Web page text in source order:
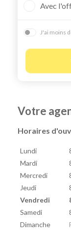
Avec
J'ai moins
Votre
Horaires
Lundi
Mardi
Mercredi
Jeudi
Vendredi
Samedi
Dimanche